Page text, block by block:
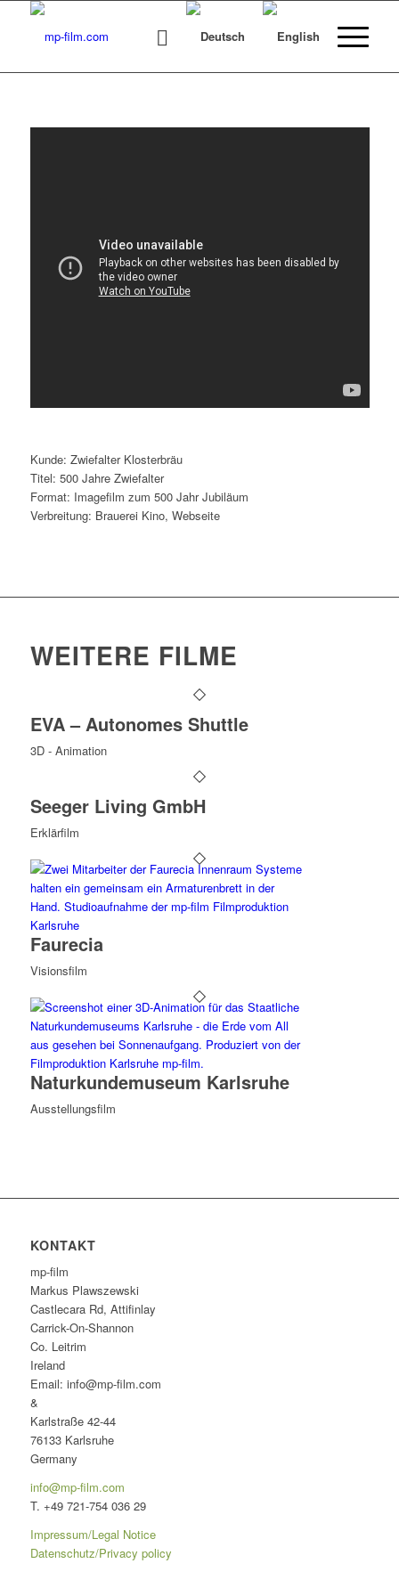
Kunde: Zwiefalter Klosterbräu
Titel: 500 Jahre Zwiefalter
Format: Imagefilm zum 500 Jahr Jubiläum
Verbreitung: Brauerei Kino, Webseite
WEITERE FILME
EVA – Autonomes Shuttle
3D - Animation
Seeger Living GmbH
Erklärfilm
Faurecia
Visionsfilm
Naturkundemuseum Karlsruhe
Ausstellungsfilm
KONTAKT
mp-film
Markus Plawszewski
Castlecara Rd, Attifinlay
Carrick-On-Shannon
Co. Leitrim
Ireland
Email: info@mp-film.com
&
Karlstraße 42-44
76133 Karlsruhe
Germany
info@mp-film.com
T. +49 721-754 036 29
Impressum/Legal Notice
Datenschutz/Privacy policy